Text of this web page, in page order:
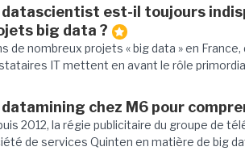
datascientist est-il toujours
big data ?
de nombreux projets « big data » en
IT mettent en avant le rôle
datamining chez M6 pour
2012, la régie publicitaire du groupe de
de services Quinten en matière de big